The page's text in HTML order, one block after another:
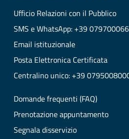
Ufficio Relazioni con il Pubblico
SMS e WhatsApp: +39
Email istituzionale
Posta Elettronica Certificata
Centralino unico: +39
Domande frequenti (FAQ)
Prenotazione appuntamento
Segnala disservizio